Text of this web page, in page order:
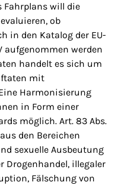
Fahrplans will die
ob
in den Katalog der EU-
aufgenommen werden
handelt es sich um
mit
Harmonisierung
in Form einer
möglich. Art. 83 Abs.
den Bereichen
sexuelle Ausbeutung
Drogenhandel, illegaler
Fälschung von